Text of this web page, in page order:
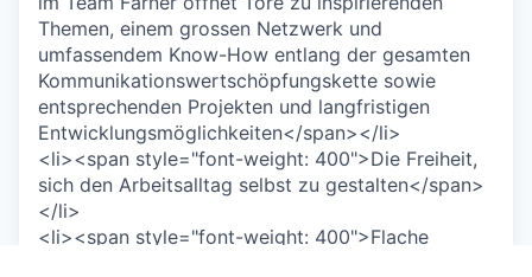
Themen, einem grossen Netzwerk und
umfassendem Know-How entlang der gesamten
Kommunikationswertschöpfungskette sowie
entsprechenden Projekten und langfristigen
Entwicklungsmöglichkeiten</span></li>
<li><span style="font-weight: 400">Die Freiheit,
sich den Arbeitsalltag selbst zu gestalten</span>
</li>
<li><span style="font-weight: 400">Flache